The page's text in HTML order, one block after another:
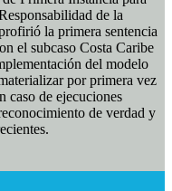
de la
la primera sentencia
el subcaso Costa Caribe
del modelo
por primera vez
caso de ejecuciones
de verdad y